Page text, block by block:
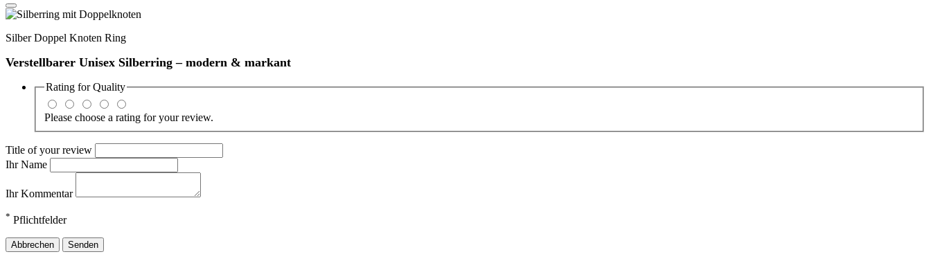
Silber Doppel Knoten Ring
Verstellbarer Unisex Silberring – modern & markant
Rating forQuality
Please choose a rating for your review.
Title of your review
Ihr Name
Ihr Kommentar
* Pflichtfelder
Abbrechen Senden